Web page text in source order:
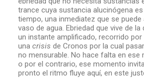
trance cuya sustancia alucinógena
tiempo, una inmediatez que se
vaso de agua. Ebriedad que vive de
un instante amplificado, recorrido
una crisis de Cronos por la cual
no mensurable. No hace falta en ese
o por el contrario, ese momento
pronto el ritmo fluye aquí, en este